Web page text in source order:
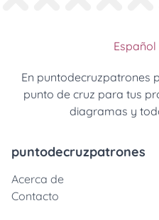
Español
En puntodecruzpatrones
punto de cruz para tus
diagramas y
puntodecruzpatrones
Acerca de
Contacto